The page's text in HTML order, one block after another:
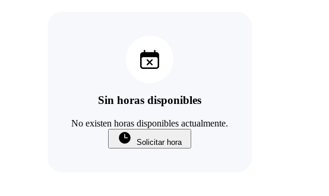
Sin horas disponibles
No existen horas disponibles actualmente.
Solicitar hora